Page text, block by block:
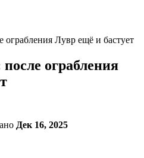
ограбления Лувр ещё и бастует
ограбления
Дек 16, 2025